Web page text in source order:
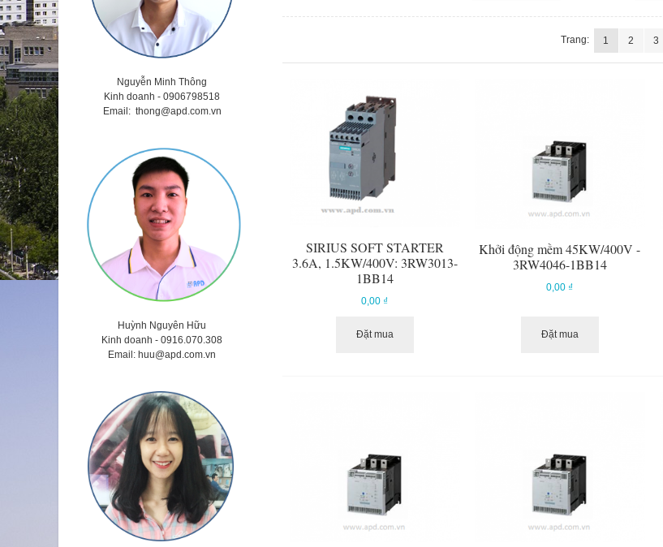
Trang: 1 2 3
SIRIUS SOFT STARTER
3.6A, 1.5KW/400V: 3RW3013-
1BB14
0,00 ₫
Đặt mua
Khởi động mềm 45KW/400V -
3RW4046-1BB14
0,00 ₫
Đặt mua
Nguyễn Minh Thông
Kinh doanh - 0906798518
Email: thong@apd.com.vn
Huỳnh Nguyên Hữu
Kinh doanh -0916.070.308
Email:huu@apd.com.vn